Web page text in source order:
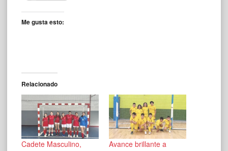
Me gusta esto:
Relacionado
Cadete Masculino,
Avance brillante a